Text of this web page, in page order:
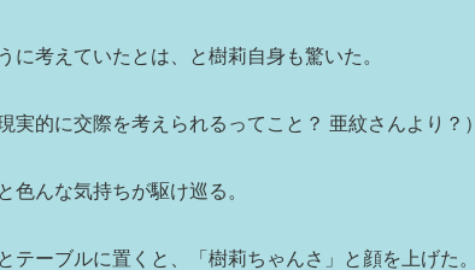
に考えていたとは、と樹莉自身も驚いた。
実的に交際を考えられるってこと？ 亜紋さんより？）
色んな気持ちが駆け巡る。
テーブルに置くと、「樹莉ちゃんさ」と顔を上げた。